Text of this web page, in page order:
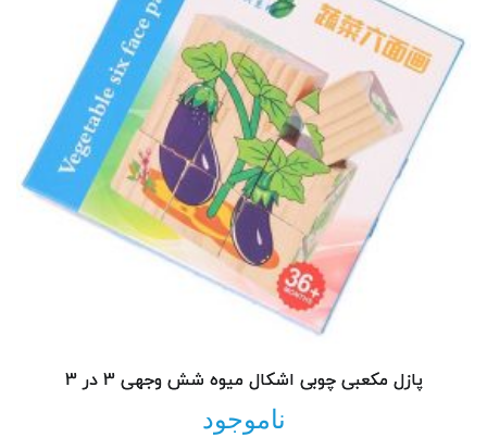
پازل مکعبی چوبی اشکال میوه شش وجهی 3 در 3
ناموجود